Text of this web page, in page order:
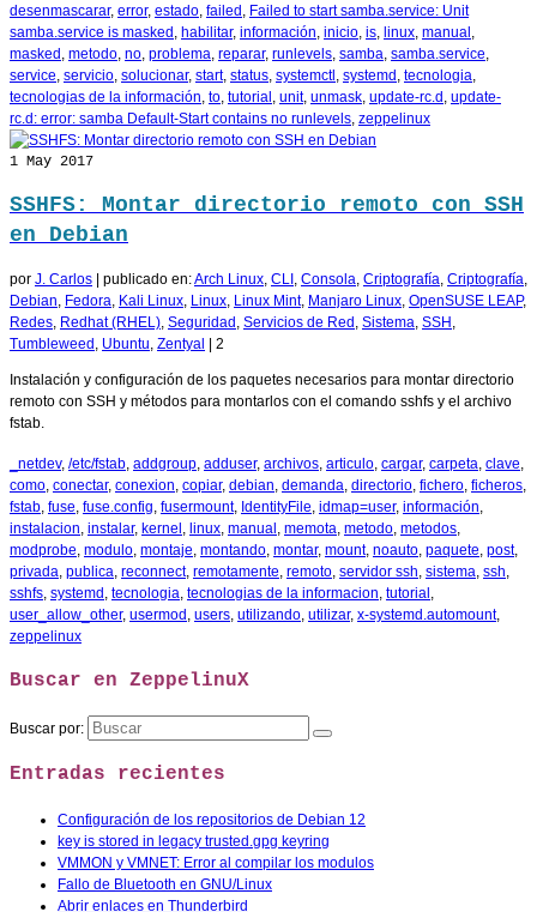
desenmascarar, error, estado, failed , Failed to start samba.service: Unit
samba.service is masked , habilitar, información, inicio, is, linux, manual ,
masked , metodo, no, problema, reparar, runlevels, samba, samba.service,
service, servicio, solucionar, start, status, systemctl , systemd , tecnologia,
tecnologias de la información, to, tutorial , unit, unmask, update-rc.d , update-
rc.d: error: samba Default-Start contains no runlevels, zeppelinux
1 May 2017
SSHFS: Montar directorio remoto con SSH
en Debian
por J. Carlos publicado en:Arch Linux, CLI , Consola, Criptografía, Criptografía,
Debian, Fedora, Kali Linux, Linux, Linux Mint, Manjaro Linux, OpenSUSE LEAP,
Redes, Redhat (RHEL), Seguridad , Servicios de Red , Sistema, SSH ,
Tumbleweed , Ubuntu, Zentyal 2
Instalación y configuración de los paquetes necesarios para montar directorio
remoto con SSH y métodos para montarlos con el comando sshfs y el archivo
fstab.
_netdev, /etc/fstab, addgroup, adduser, archivos, articulo, cargar, carpeta, clave,
como, conectar, conexion, copiar, debian, demanda, directorio, fichero, ficheros,
fstab, fuse, fuse.config, fusermount, IdentityFile, idmap=user, información,
instalacion, instalar, kernel , linux, manual , memota, metodo, metodos,
modprobe, modulo, montaje, montando, montar, mount, noauto, paquete, post,
privada, publica, reconnect, remotamente, remoto, servidor ssh, sistema, ssh,
sshfs, systemd , tecnologia, tecnologias de la informacion, tutorial ,
user_allow_other, usermod , users, utilizando, utilizar, x-systemd.automount,
zeppelinux
Buscar en ZeppelinuX
Buscar por:
Entradas recientes
Configuración de los repositorios de Debian 12
key is stored in legacy trusted.gpg keyring
VMMON y VMNET: Error al compilar los modulos
Fallo de Bluetooth en GNU/Linux
Abrir enlaces en Thunderbird